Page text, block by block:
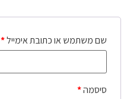
שם משתמש או כתובת אימייל*
סיסמה*